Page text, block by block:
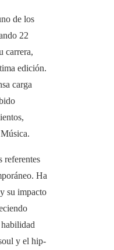
de los
22
carrera,
edición.
carga
referentes
Ha
su impacto
y el hip-